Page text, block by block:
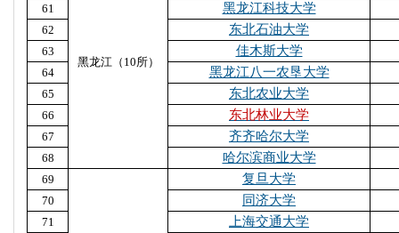
黑龙江（10所）
61 黑龙江科技大学
62 东北石油大学
63 佳木斯大学
64 黑龙江八一农垦大学
65 东北农业大学
66 东北林业大学
67 齐齐哈尔大学
68 哈尔滨商业大学
69 复旦大学
70 同济大学
71 上海交通大学